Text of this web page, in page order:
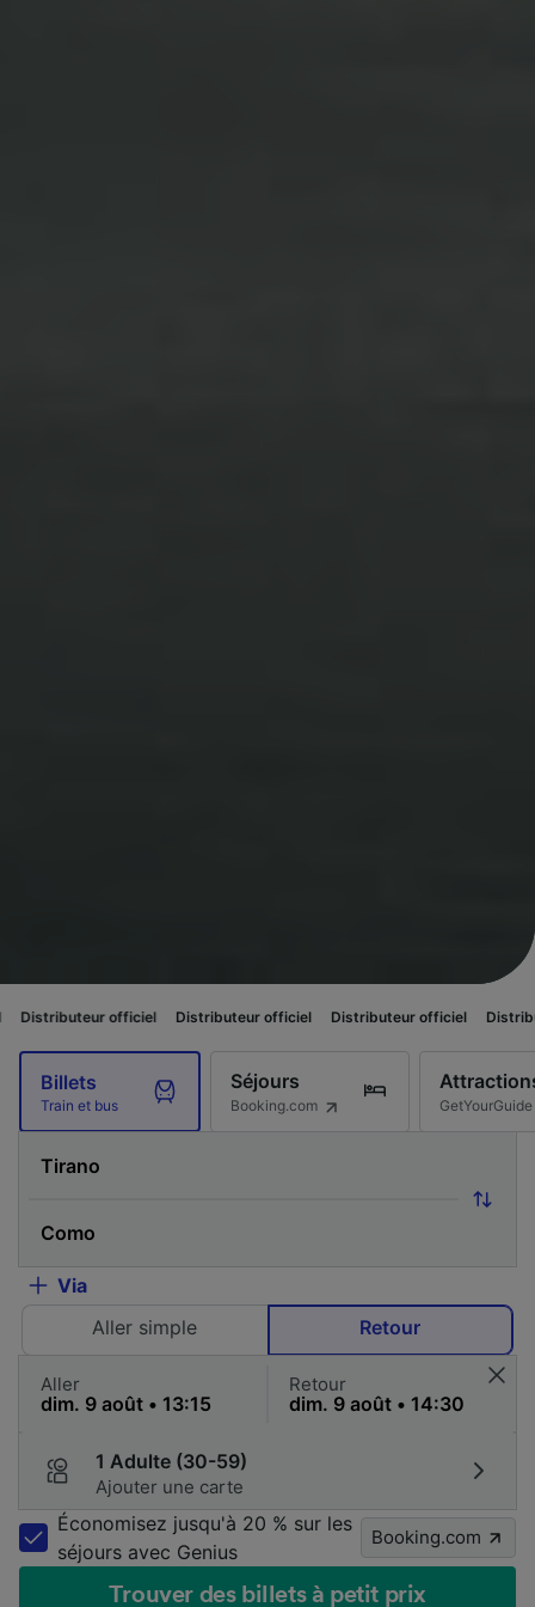
officiel Distributeur officiel Distributeur officiel Distributeur officiel
Billets
Train et bus
Séjours
Booking.com GetYourGuide
Via
Aller simple
Retour
Aller Retour
1 Adulte (30-59)
Ajouter une carte
Économisez jusqu'à 20 % sur les
séjours avec Genius
Booking.com
Trouver des billets à petit prix